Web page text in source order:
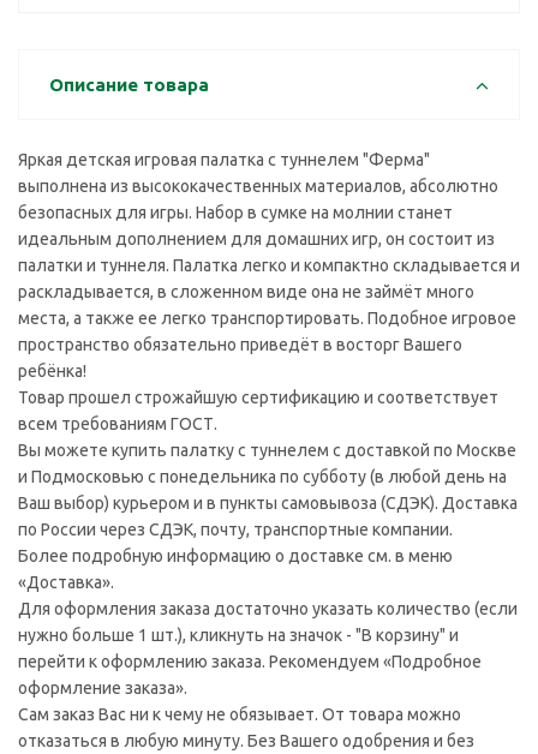
Описание товара
Яркая детская игровая палатка с туннелем "Ферма"
выполнена из высококачественных материалов, абсолютно
безопасных для игры. Набор в сумке на молнии станет
идеальным дополнением для домашних игр, он состоит из
палатки и туннеля. Палатка легко и компактно складывается и
раскладывается, в сложенном виде она не займёт много
места, а также ее легко транспортировать. Подобное игровое
пространство обязательно приведёт в восторг Вашего
ребёнка!
Товар прошел строжайшую сертификацию и соответствует
всем требованиям ГОСТ.
Вы можете купить палатку с туннелем с доставкой по Москве
и Подмосковью с понедельника по субботу (в любой день на
Ваш выбор) курьером и в пункты самовывоза (СДЭК). Доставка
по России через СДЭК, почту, транспортные компании.
Более подробную информацию о доставке см. в меню
«Доставка».
Для оформления заказа достаточно указать количество (если
нужно больше 1 шт.), кликнуть на значок - "В корзину" и
перейти к оформлению заказа. Рекомендуем «Подробное
оформление заказа».
Сам заказ Вас ни к чему не обязывает. От товара можно
отказаться в любую минуту. Без Вашего одобрения и без